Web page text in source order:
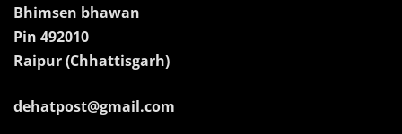
Bhimsen bhawan
Pin 492010
Raipur (Chhattisgarh)
dehatpost@gmail.com